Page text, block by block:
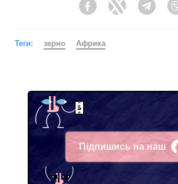
FacebookTwitter
Теги: зерно Африка
Підпишись на наш
Facebook